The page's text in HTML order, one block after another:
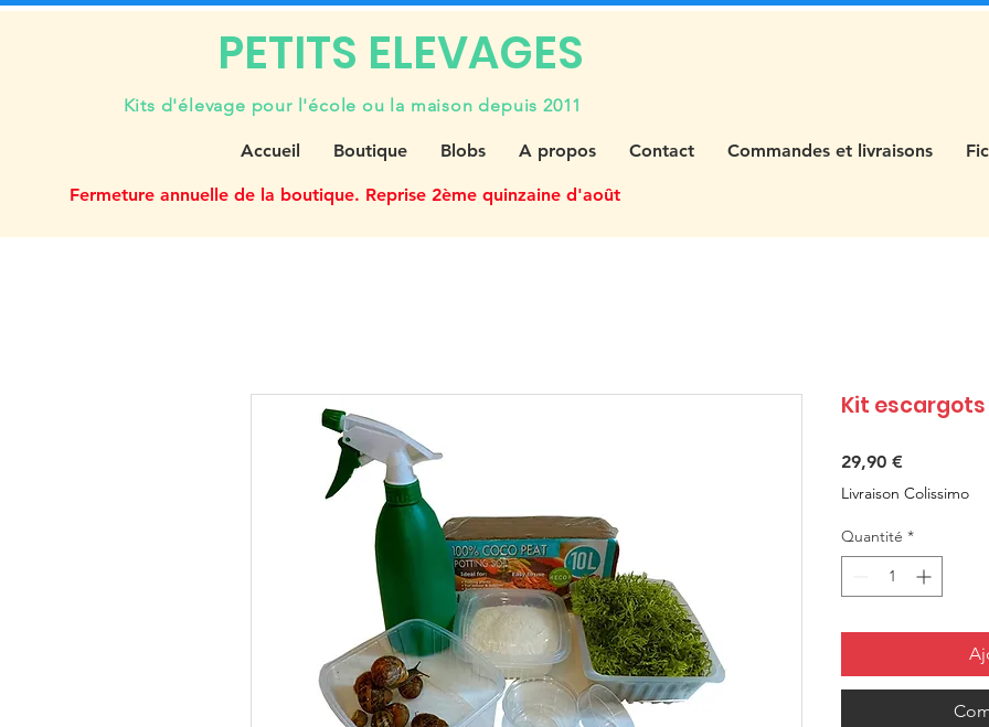
PETITS ELEVAGES
Kits d'élevage pour l'école ou la maison depuis 2011
Fermeture annuelle de la boutique. Reprise 2ème quinzaine d'août
Accueil Boutique Blobs A propos Contact Commandes et livraisons
Kit
29,90 €
Livraison Colissimo
Quantité *